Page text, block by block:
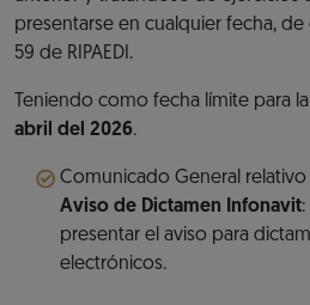
presentarse en cualquier fecha,
59 de RIPAEDI.
Teniendo como fecha límite para
abril del 2026.
Comunicado General relativo
Aviso de Dictamen Infonavit
presentar el aviso para
electrónicos.